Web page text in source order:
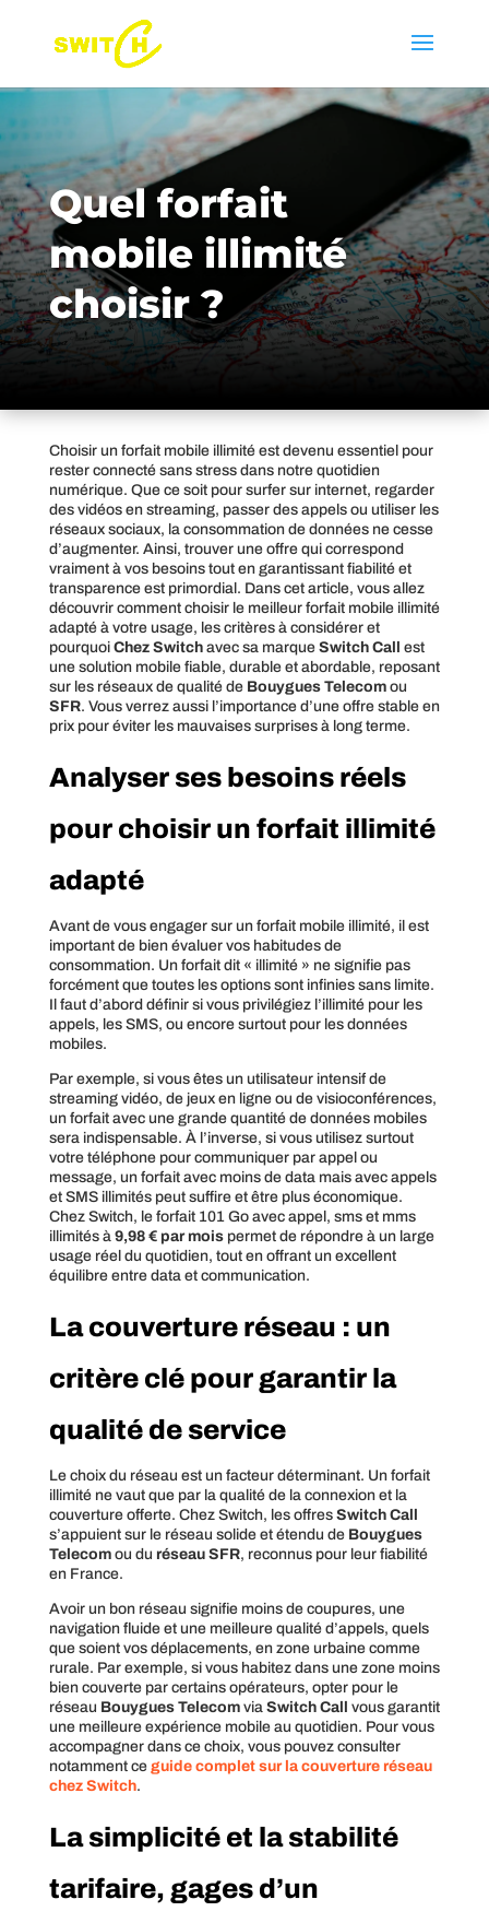
Quel forfait
mobile illimité
choisir ?
Choisir un forfait mobile illimité est devenu essentiel pour
rester connecté sans stress dans notre quotidien
numérique. Que ce soit pour surfer sur internet, regarder
des vidéos en streaming, passer des appels ou utiliser les
réseaux sociaux, la consommation de données ne cesse
d’augmenter. Ainsi, trouver une offre qui correspond
vraiment à vos besoins tout en garantissant fiabilité et
transparence est primordial. Dans cet article, vous allez
découvrir comment choisir le meilleur forfait mobile illimité
adapté à votre usage, les critères à considérer et
pourquoi Chez Switchavec sa marque Switch Call est
une solution mobile fiable, durable et abordable, reposant
sur les réseaux de qualité de Bouygues Telecomou
SFR. Vous verrez aussi l’importance d’une offre stable en
prix pour éviter les mauvaises surprises à long terme.
Analyser ses besoins réels
pour choisir un forfait illimité
adapté
Avant de vous engager sur un forfait mobile illimité, il est
important de bien évaluer vos habitudes de
consommation. Un forfait dit « illimité » ne signifie pas
forcément que toutes les options sont infinies sans limite.
Il faut d’abord définir si vous privilégiez l’illimité pour les
appels, les SMS, ou encore surtout pour les données
mobiles.
Par exemple, si vous êtes un utilisateur intensif de
streaming vidéo, de jeux en ligne ou de visioconférences,
un forfait avec une grande quantité de données mobiles
sera indispensable. À l’inverse, si vous utilisez surtout
votre téléphone pour communiquer par appel ou
message, un forfait avec moins de data mais avec appels
et SMS illimités peut suffire et être plus économique.
Chez Switch, le forfait 101 Go avec appel, sms et mms
illimités à 9,98 € par moispermet de répondre à un large
usage réel du quotidien, tout en offrant un excellent
équilibre entre data et communication.
La couverture réseau : un
critère clé pour garantir la
qualité de service
Le choix du réseau est un facteur déterminant. Un forfait
illimité ne vaut que par la qualité de la connexion et la
couverture offerte. Chez Switch, les offres Switch Call
s’appuient sur le réseau solide et étendu de Bouygues
Telecomou du réseau SFR, reconnus pour leur fiabilité
en France.
Avoir un bon réseau signifie moins de coupures, une
navigation fluide et une meilleure qualité d’appels, quels
que soient vos déplacements, en zone urbaine comme
rurale. Par exemple, si vous habitez dans une zone moins
bien couverte par certains opérateurs, opter pour le
réseau Bouygues Telecomvia Switch Call vous garantit
une meilleure expérience mobile au quotidien. Pour vous
accompagner dans ce choix, vous pouvez consulter
notamment ce guide complet sur la couverture réseau
chez Switch.
La simplicité et la stabilité
tarifaire, gages d’un